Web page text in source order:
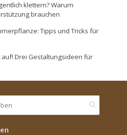
klettern? Warum
brauchen
Tipps und Tricks für
Drei Gestaltungsideen für